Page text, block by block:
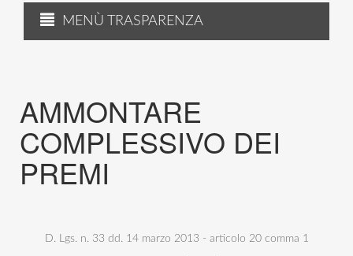
MENÙ TRASPARENZA
AMMONTARE
COMPLESSIVO DEI
PREMI
D. Lgs. n. 33 dd. 14 marzo 2013 - articolo 20 comma 1